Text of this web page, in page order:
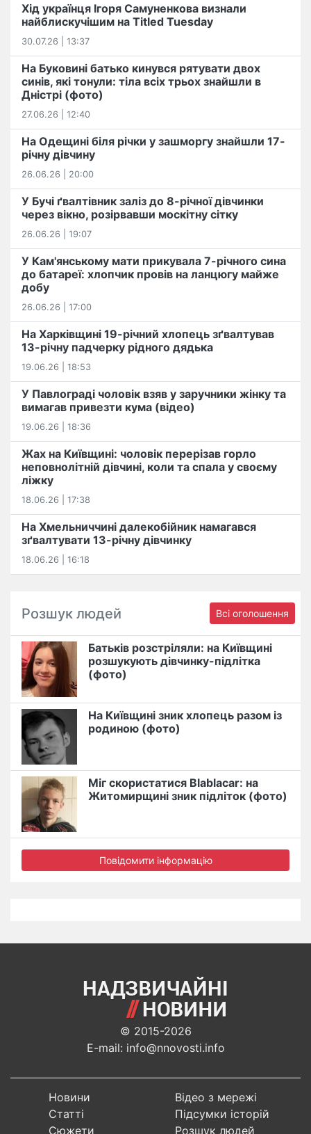
Хід українця Ігоря Самуненкова визнали
найблискучішим на Titled Tuesday
30.07.26 | 13:37
На Буковині батько кинувся рятувати двох
синів, які тонули: тіла всіх трьох знайшли в
Дністрі (фото)
27.06.26 | 12:40
На Одещині біля річки у зашморгу знайшли 17-
річну дівчину
26.06.26 | 20:00
У Бучі ґвалтівник заліз до 8-річної дівчинки
через вікно, розірвавши москітну сітку
26.06.26 | 19:07
У Кам'янському мати прикувала 7-річного сина
до батареї: хлопчик провів на ланцюгу майже
добу
26.06.26 | 17:00
На Харківщині 19-річний хлопець​ ️зґвалтував
13-річну падчерку рідного дядька
19.06.26 | 18:53
У Павлограді чоловік взяв у заручники жінку та
вимагав привезти кума (відео)
19.06.26 | 18:36
Жах на Київщині: чоловік перерізав горло
неповнолітній дівчині, коли та спала у своєму
ліжку
18.06.26 | 17:38
На Хмельниччині далекобійник намагався
зґвалтувати 13-річну дівчинку
18.06.26 | 16:18
Розшук людей Всі оголошення
Батьків розстріляли: на Київщині
розшукують дівчинку-підлітка
(фото)
На Київщині зник хлопець разом із
родиною (фото)
Міг скористатися Blablacar: на
Житомирщині зник підліток (фото)
Повідомити інформацію
© 2015-2026
E-mail: info@nnovosti.info
Новини
Статті
Сюжети
Відео з мережі
Підсумки історій
Розшук людей